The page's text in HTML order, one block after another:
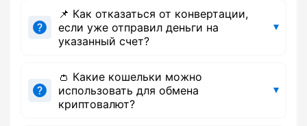
📌 Как отказаться от конвертации,
если уже отправил деньги на
указанный счет?
👛 Какие кошельки можно
использовать для обмена
криптовалют?